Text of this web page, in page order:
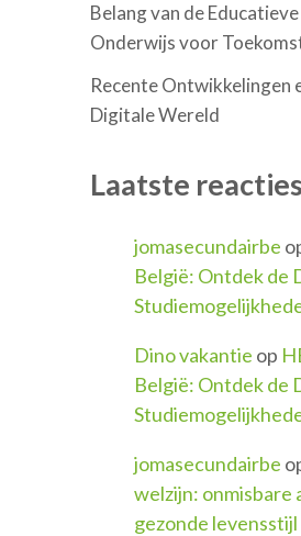
Belang van de
Onderwijs voor
Recente Ontwikkelingen
Digitale Wereld
Laatste reacties
jomasecundairbe
België: Ontdek de
Dino vakantie op
België: Ontdek de
jomasecundairbe
welzijn: onmisbare
gezonde levensstijl